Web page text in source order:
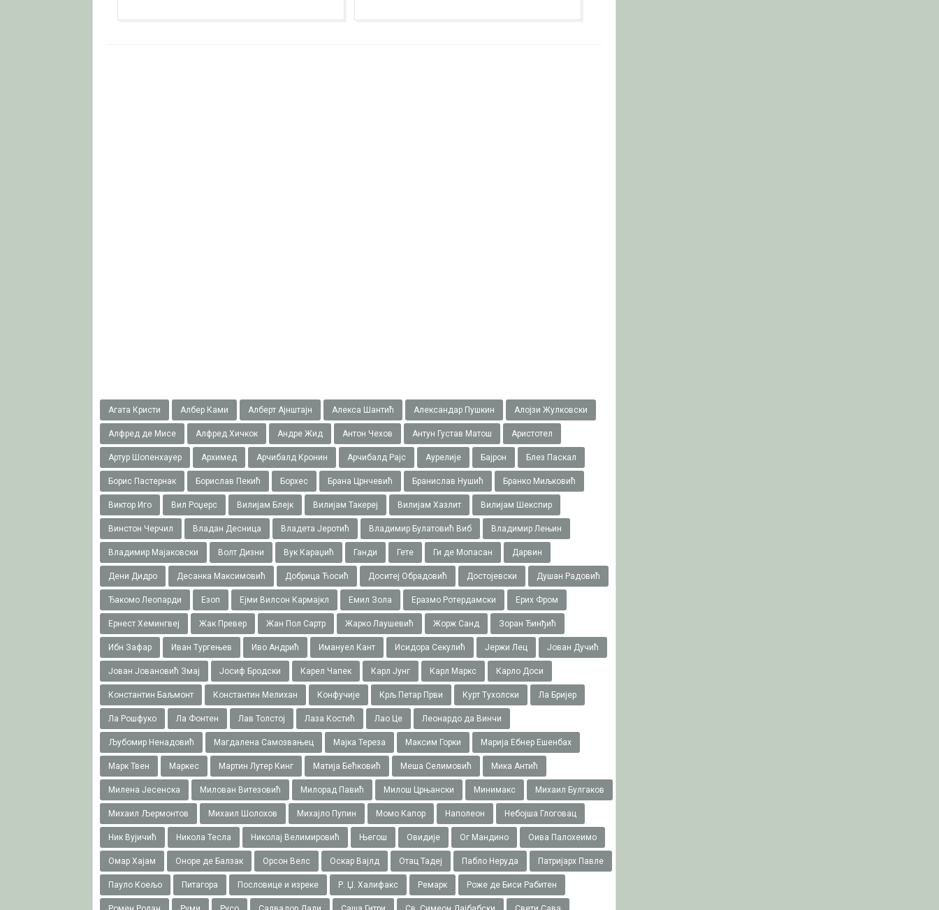
Агата Кристи Албер Ками Алберт Ајнштајн Алекса Шантић Александар Пушкин Алојзи Жулковски
Алфред де Мисе Алфред Хичкок Андре Жид Антон Чехов Антун Густав Матош Аристотел
Артур Шопенхауер Архимед Арчибалд Кронин Арчибалд Рајс Аурелије Бајрон Блез Паскал
Борис Пастернак Борислав Пекић Борхес Брана Црнчевић Бранислав Нушић Бранко Миљковић
Виктор Иго Вил Роџерс Вилијам Блејк Вилијам Такереj Вилијам Хазлит Вилијам Шекспир
Винстон Черчил Владан Десница Владета Јеротић Владимир Булатовић Виб Владимир Лењин
Владимир Мајаковски Волт Дизни Вук Караџић Ганди Гете Ги де Мопасан Дарвин
Дени Дидро Десанка Максимовић Добрица Ћосић Доситеј Обрадовић Достојевски Душан Радовић
Ђакомо Леопарди Езоп Ејми Вилсон Кармајкл Емил Зола Еразмо Ротердамски Ерих Фром
Ернест Хемингвеј Жак Превер Жан Пол Сартр Жарко Лаушевић Жорж Санд Зоран Ђинђић
Ибн Зафар Иван Тургењев Иво Андрић Имануел Кант Исидора Секулић Јержи Лец Јован Дучић
Јован Јовановић Змај Јосиф Бродски Карел Чапек Карл Јунг Карл Маркс Карло Доси
Константин Баљмонт Константин Мелихан Конфучије Крљ Петар Први Курт Тухолски Ла Бријер
Ла Рошфуко Ла Фонтен Лав Толстој Лаза Костић Лао Це Леонардо да Винчи
Љубомир Ненадовић Магдалена Самозвањец Мајка Тереза Максим Горки Марија Ебнер Ешенбах
Марк Твен Маркес Мартин Лутер Кинг Матија Бећковић Меша Селимовић Мика Антић
Милена Јесенска Милован Витезовић Милорад Павић Милош Црњански Минимакс Михаил Булгаков
Михаил Љермонтов Михаил Шолохов Михајло Пупин Момо Капор Наполеон Небојша Глоговац
Ник Вујичић Никола Тесла Николај Велимировић Његош Овидије Ог Мандино Оива Палохеимо
Омар Хајам Оноре де Балзак Орсон Велс Оскар Вајлд Отац Тадеј Пабло Неруда Патријарх Павле
Пауло Коељо Питагора Пословице и изреке Р. Џ. Халифакс Ремарк Роже де Биси Рабитен